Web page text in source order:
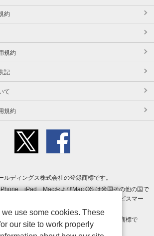
約
規約
記
て
規約
ルディングス株式会社の登録商標です。
、iPad、MacおよびMac OS は米国その他の国で
の商標です。App Store は Apple Inc. のサービスマー
および Google Play ロゴ は Google LLC の商標で
use some cookies. These
our site to work properly